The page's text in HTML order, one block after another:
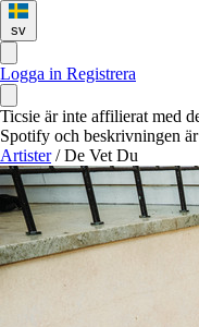
sv
Logga in Registrera
Ticsie är inte affilierat med
Spotify och beskrivningen
Artister / De Vet Du